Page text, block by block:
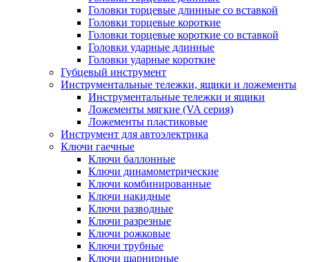
Головки торцевые длинные со вставкой
Головки торцевые короткие
Головки торцевые короткие со вставкой
Головки ударные длинные
Головки ударные короткие
Губцевый инструмент
Инструментальные тележки, ящики и ложементы
Инструментальные тележки и ящики
Ложементы мягкие (VA серия)
Ложементы пластиковые
Инструмент для автоэлектрика
Ключи гаечные
Ключи баллонные
Ключи динамометрические
Ключи комбинированные
Ключи накидные
Ключи разводные
Ключи разрезные
Ключи рожковые
Ключи трубные
Ключи шарнирные